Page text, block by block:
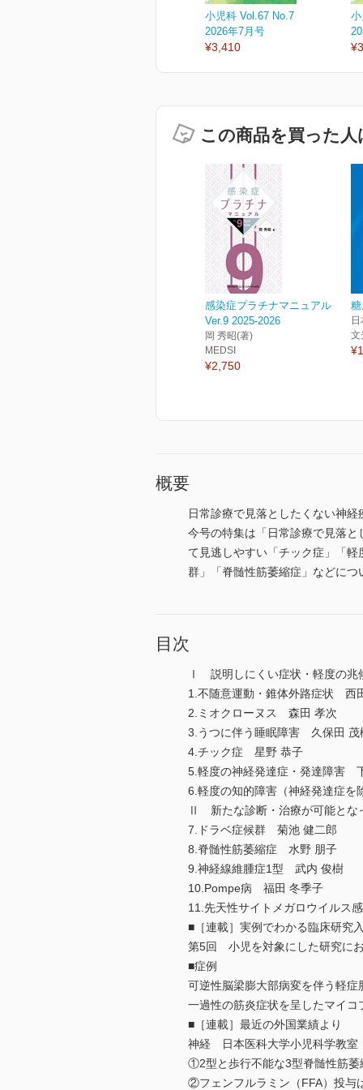
小児科 Vol.67 No.7
2026年7月号
¥3,410
この商品を買った
感染症プラチナマニュアル
Ver.9 2025-2026
岡 秀昭(著)
MEDSI
¥2,750
文
概要
日常診療で見落としたくない神経
今号の特集は「日常診療で見落
て見逃しやすい「チック症」「
群」「脊髄性筋萎縮症」などに
目次
Ⅰ 説明しにくい症状・軽度の兆
1.不随意運動・錐体外路症状 西
2.ミオクローヌス 森田 孝次
3.うつに伴う睡眠障害 久保田 茂
4.チック症 星野 恭子
5.軽度の神経発達症・発達障害
6.軽度の知的障害（神経発達症
Ⅱ 新たな診断・治療が可能とな
7.ドラベ症候群 菊池 健二郎
8.脊髄性筋萎縮症 水野 朋子
9.神経線維腫症1型 武内 俊樹
10.Pompe病 福田 冬季子
11.先天性サイトメガロウイルス
■［連載］実例でわかる臨床研究
第5回 小児を対象にした研究
■症例
可逆性脳梁膨大部病変を伴う軽
一過性の筋炎症状を呈したマイ
■［連載］最近の外国業績より
神経 日本医科大学小児科学教室
①2型と歩行不能な3型脊髄性筋萎
②フェンフルラミン（FFA）投与